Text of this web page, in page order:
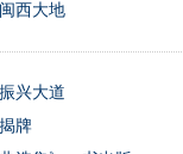
西大地
兴大道
牌